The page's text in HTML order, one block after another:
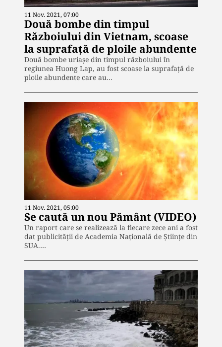
11 Nov. 2021, 07:00
Două bombe din timpul
Războiului din Vietnam, scoase
la suprafaţă de ploile abundente
Două bombe uriaşe din timpul războiului în
regiunea Huong Lap, au fost scoase la suprafață de
ploile abundente care au…
11 Nov. 2021, 05:00
Se caută un nou Pământ (VIDEO)
Un raport care se realizează la fiecare zece ani a fost
dat publicităţii de Academia Naţională de Ştiinţe din
SUA.…